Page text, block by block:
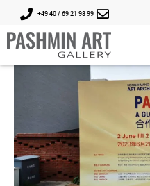
+49 40 / 69 21 98 99